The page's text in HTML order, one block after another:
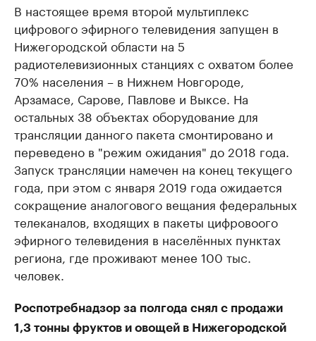
В настоящее время второй мультиплекс
цифрового эфирного телевидения запущен в
Нижегородской области на 5
радиотелевизионных станциях с охватом более
70% населения – в Нижнем Новгороде,
Арзамасе, Сарове, Павлове и Выксе. На
остальных 38 объектах оборудование для
трансляции данного пакета смонтировано и
переведено в "режим ожидания" до 2018 года.
Запуск трансляции намечен на конец текущего
года, при этом с января 2019 года ожидается
сокращение аналогового вещания федеральных
телеканалов, входящих в пакеты цифровоого
эфирного телевидения в населённых пунктах
региона, где проживают менее 100 тыс.
человек.
Роспотребнадзор за полгода снял с продажи
1,3 тонны фруктов и овощей в Нижегородской